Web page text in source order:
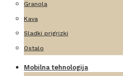
Granola
Kava
Sladki prigrizki
Ostalo
Mobilna tehnologija